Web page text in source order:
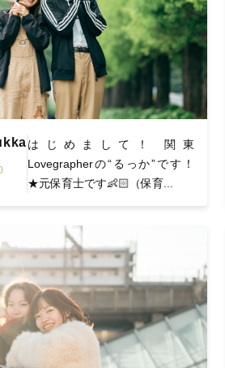
はじめまして！ 関東
Lovegrapherの“るっか”です！
★元保育士です👶🏻（保育...